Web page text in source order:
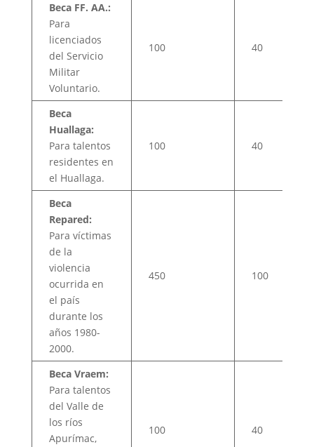
Beca FF. AA.:
Para
licenciados
del Servicio
Militar
Voluntario.
100 40
Beca
Huallaga:
Para talentos
residentes en
el Huallaga.
100 40
Beca
Repared:
Para víctimas
de la
violencia
ocurrida en
el país
durante los
años 1980-
2000.
450 100
Beca Vraem:
Para talentos
del Valle de
los ríos
Apurímac,
100 40